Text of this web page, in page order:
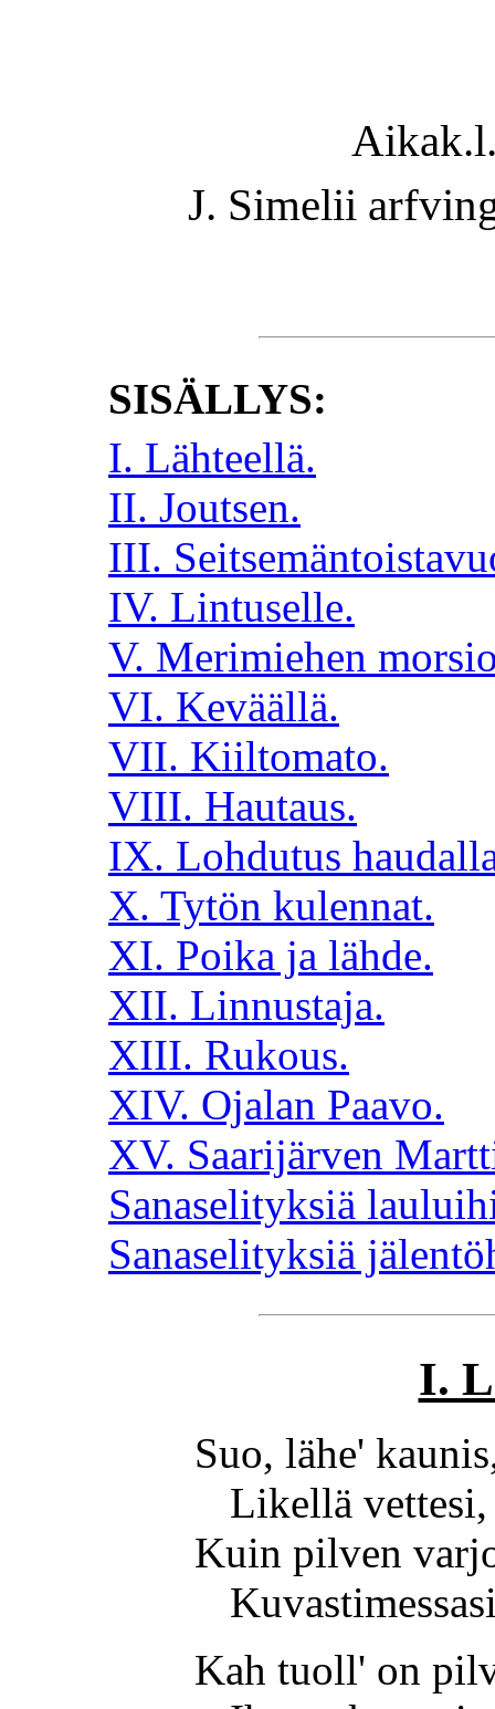
J. Simelii
SISÄLLYS:
I. Lähteellä.
II. Joutsen.
III.
IV. Lintuselle.
V. Merimiehen
VI. Keväällä.
VII. Kiiltomato.
VIII. Hautaus.
IX. Lohdutus
X. Tytön kulennat.
XI. Poika ja lähde.
XII. Linnustaja.
XIII. Rukous.
XIV. Ojalan Paavo.
XV. Saarijärven
Sanaselityksiä
Sanaselityksiä
I.
Suo, lähe'
Likellä vettesi,
Kuin pilven
Kah tuoll' on